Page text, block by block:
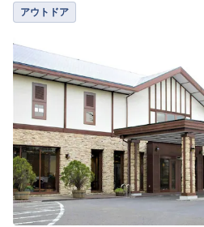
アウトドア